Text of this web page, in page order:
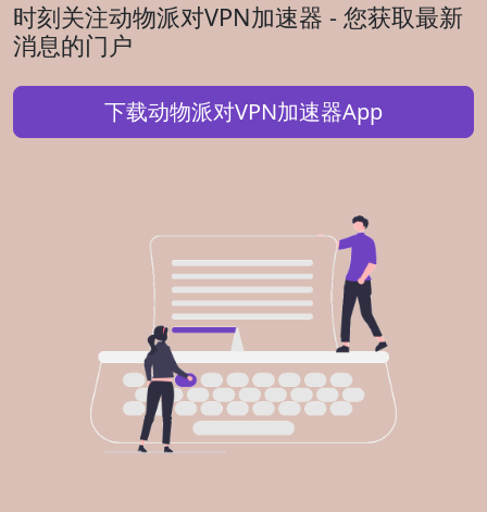
时刻关注动物派对VPN加速器 - 您获取最新
消息的门户
下载动物派对VPN加速器App